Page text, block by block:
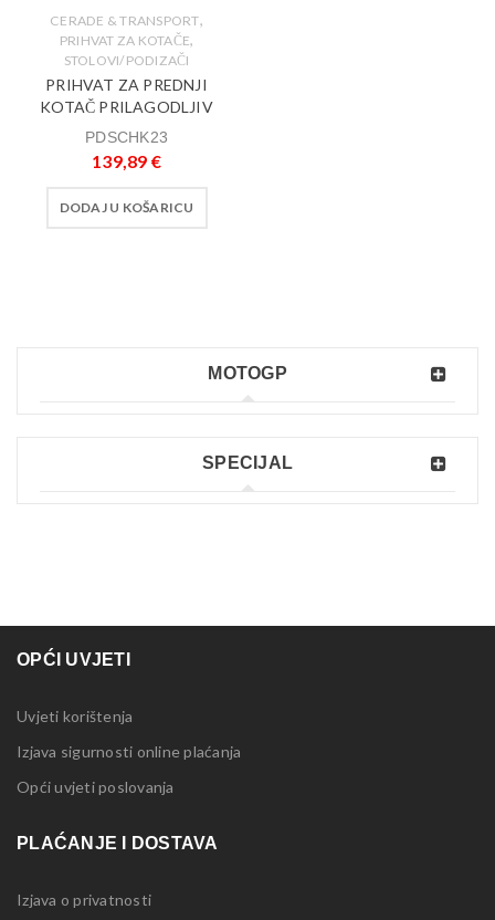
MOTOGP
SPECIJAL
CERADE & TRANSPORT,
PRIHVAT ZA KOTAČE,
STOLOVI/PODIZAČI
PRIHVAT ZA PREDNJI
KOTAČ PRILAGODLJIV
PDSCHK23
139,89 €
DODAJ U KOŠARICU
OPĆI UVJETI
Uvjeti korištenja
Izjava sigurnosti online plaćanja
Opći uvjeti poslovanja
PLAĆANJE I DOSTAVA
Izjava o privatnosti